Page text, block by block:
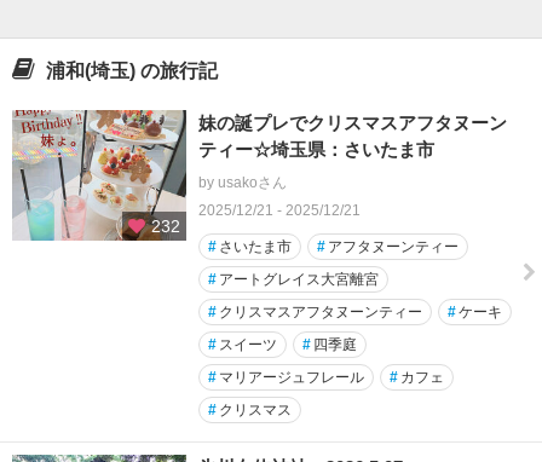
浦和(埼玉) の旅行記
232
妹の誕プレでクリスマスアフタヌーン
ティー☆埼玉県：さいたま市
by usakoさん
2025/12/21 - 2025/12/21
# さいたま市 # アフタヌーンティー
# アートグレイス大宮離宮
# クリスマスアフタヌーンティー #ケーキ
# スイーツ # 四季庭
# マリアージュフレール # カフェ
# クリスマス